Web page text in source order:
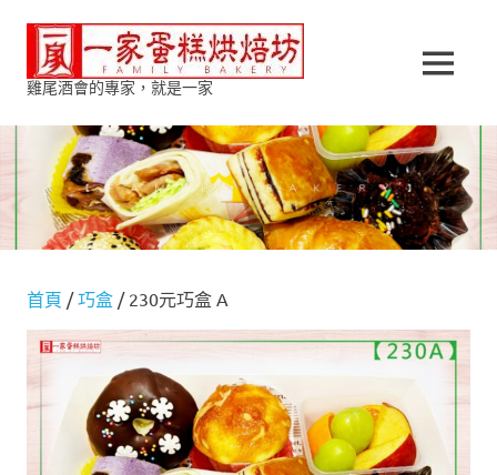
content
蛋
糕
烘
坊
雞尾酒會的專家，就是一家
MENU
首頁 /巧盒 / 230元巧盒 A